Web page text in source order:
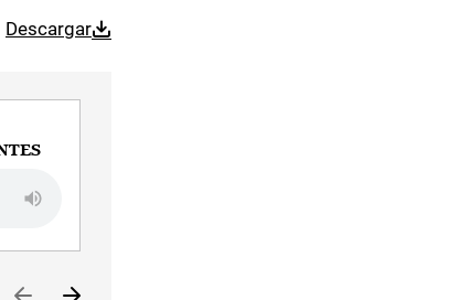
Descargar